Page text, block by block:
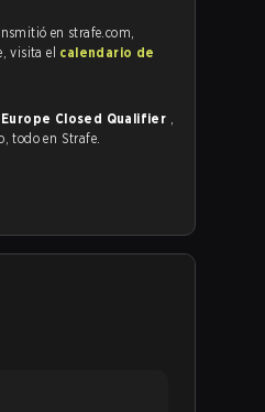
en strafe.com,
visita el calendario de
Closed Qualifier ,
todo en Strafe.